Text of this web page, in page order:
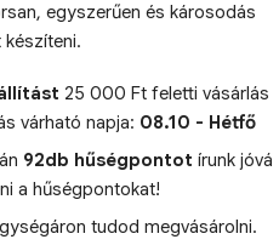
egyszerűen és károsodás
25 000 Ft feletti vásárlás
várható napja: 08.10 - Hétfő
92db hűségpontot írunk jóvá
a hűségpontokat!
tudod megvásárolni.